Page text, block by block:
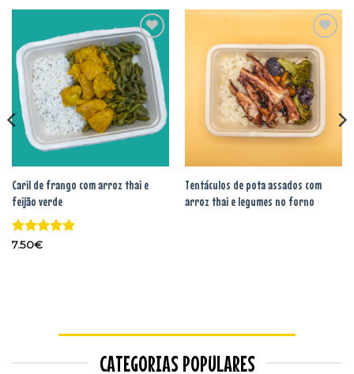
Adicionar
aos
favoritos
Caril de frango com arroz thai e
feijão verde
Avaliação
7.50€
Adicionar
aos
favoritos
Tentáculos de pota assados com
arroz thai e legumes no forno
CATEGORIAS POPULARES